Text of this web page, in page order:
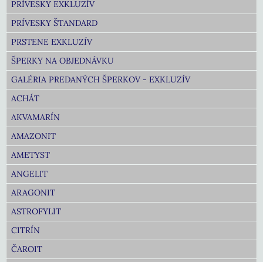
PRÍVESKY EXKLUZÍV
PRÍVESKY ŠTANDARD
PRSTENE EXKLUZÍV
ŠPERKY NA OBJEDNÁVKU
GALÉRIA PREDANÝCH ŠPERKOV - EXKLUZÍV
ACHÁT
AKVAMARÍN
AMAZONIT
AMETYST
ANGELIT
ARAGONIT
ASTROFYLIT
CITRÍN
ČAROIT